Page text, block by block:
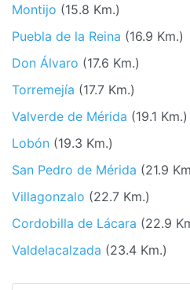
Montijo (15.8 Km.)
Puebla de la Reina (16.9 Km.)
Don Álvaro (17.6 Km.)
Torremejía (17.7 Km.)
Valverde de Mérida (19.1 Km.)
Lobón (19.3 Km.)
San Pedro de Mérida (21.9
Villagonzalo (22.7 Km.)
Cordobilla de Lácara (22.9
Valdelacalzada (23.4 Km.)